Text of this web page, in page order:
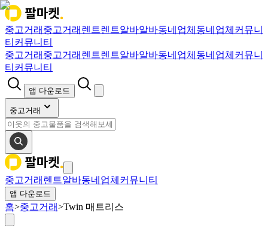
중고거래 중고거래 렌트렌트알바알바동네업체 동네업체 커뮤니
티 커뮤니티
중고거래 중고거래 렌트렌트알바알바동네업체 동네업체 커뮤니
티 커뮤니티
앱 다운로드
중고거래
중고거래 렌트알바동네업체 커뮤니티
앱 다운로드
홈>중고거래>Twin 매트리스